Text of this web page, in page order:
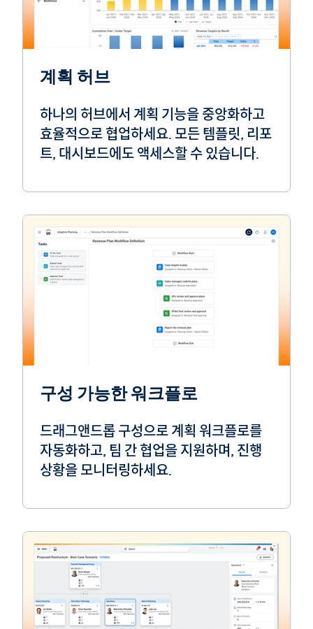
계획 허브
하나의 허브에서 계획 기능을 중앙화하고
효율적으로 협업하세요. 모든 템플릿, 리포
트, 대시보드에도 액세스할 수 있습니다.
구성 가능한 워크플로
드래그앤드롭 구성으로 계획 워크플로를
자동화하고, 팀 간 협업을 지원하며, 진행
상황을 모니터링하세요.